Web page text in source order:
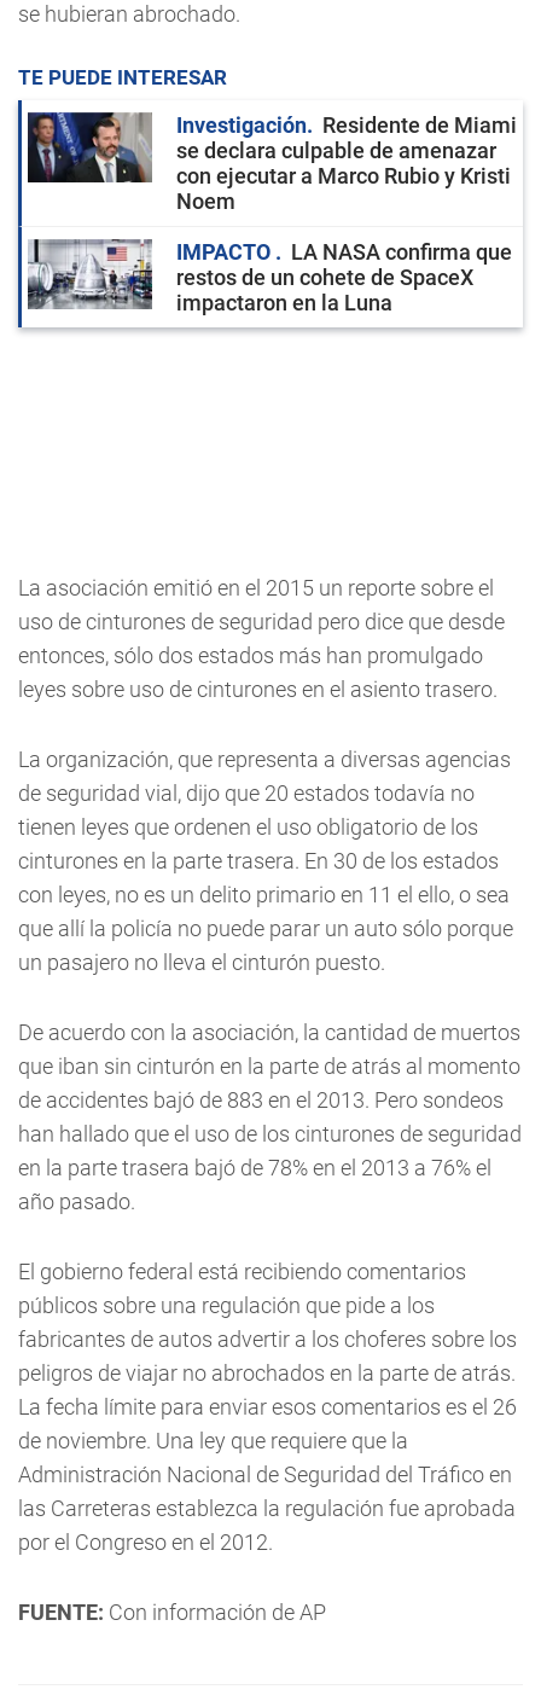
se hubieran abrochado.
TE PUEDE INTERESAR
Investigación
Residente de Miami
se declara culpable de amenazar
con ejecutar a Marco Rubio y Kristi
Noem
IMPACTO
LA NASA confirma que
restos de un cohete de SpaceX
impactaron en la Luna
La asociación emitió en el 2015 un reporte sobre el
uso de cinturones de seguridad pero dice que desde
entonces, sólo dos estados más han promulgado
leyes sobre uso de cinturones en el asiento trasero.
La organización, que representa a diversas agencias
de seguridad vial, dijo que 20 estados todavía no
tienen leyes que ordenen el uso obligatorio de los
cinturones en la parte trasera. En 30 de los estados
con leyes, no es un delito primario en 11 el ello, o sea
que allí la policía no puede parar un auto sólo porque
un pasajero no lleva el cinturón puesto.
De acuerdo con la asociación, la cantidad de muertos
que iban sin cinturón en la parte de atrás al momento
de accidentes bajó de 883 en el 2013. Pero sondeos
han hallado que el uso de los cinturones de seguridad
en la parte trasera bajó de 78% en el 2013 a 76% el
año pasado.
El gobierno federal está recibiendo comentarios
públicos sobre una regulación que pide a los
fabricantes de autos advertir a los choferes sobre los
peligros de viajar no abrochados en la parte de atrás.
La fecha límite para enviar esos comentarios es el 26
de noviembre. Una ley que requiere que la
Administración Nacional de Seguridad del Tráfico en
las Carreteras establezca la regulación fue aprobada
por el Congreso en el 2012.
FUENTE: Con información de AP